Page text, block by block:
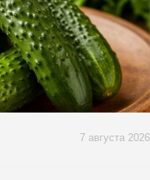
7 августа 2026